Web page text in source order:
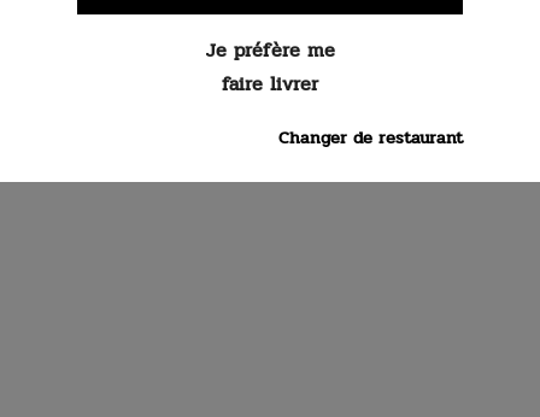
Je préfère me
faire livrer
Changer de restaurant